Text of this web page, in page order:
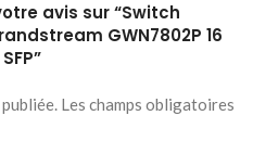
avis sur “Switch
GWN7802P 16
Les champs obligatoires